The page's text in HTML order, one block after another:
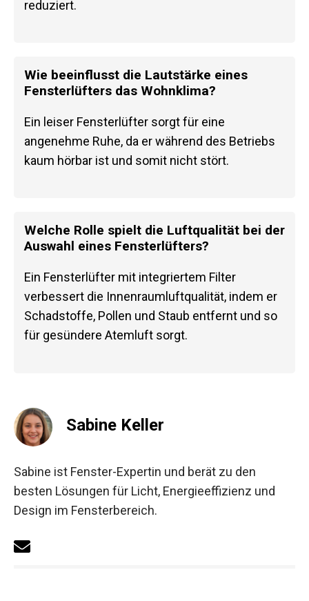
reduziert.
Wie beeinflusst die Lautstärke eines
Fensterlüfters das Wohnklima?
Ein leiser Fensterlüfter sorgt für eine
angenehme Ruhe, da er während des Betriebs
kaum hörbar ist und somit nicht stört.
Welche Rolle spielt die Luftqualität bei der
Auswahl eines Fensterlüfters?
Ein Fensterlüfter mit integriertem Filter
verbessert die Innenraumluftqualität, indem er
Schadstoffe, Pollen und Staub entfernt und so
für gesündere Atemluft sorgt.
Sabine Keller
Sabine ist Fenster-Expertin und berät zu den
besten Lösungen für Licht, Energieeffizienz und
Design im Fensterbereich.